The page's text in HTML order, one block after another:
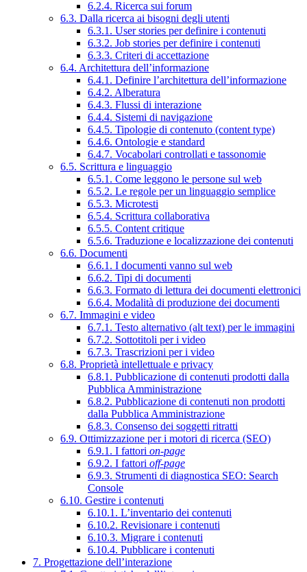
6.2.4. Ricerca sui forum
6.3. Dalla ricerca ai bisogni degli utenti
6.3.1. User stories per definire i contenuti
6.3.2. Job stories per definire i contenuti
6.3.3. Criteri di accettazione
6.4. Architettura dell’informazione
6.4.1. Definire l’architettura dell’informazione
6.4.2. Alberatura
6.4.3. Flussi di interazione
6.4.4. Sistemi di navigazione
6.4.5. Tipologie di contenuto (content type)
6.4.6. Ontologie e standard
6.4.7. Vocabolari controllati e tassonomie
6.5. Scrittura e linguaggio
6.5.1. Come leggono le persone sul web
6.5.2. Le regole per un linguaggio semplice
6.5.3. Microtesti
6.5.4. Scrittura collaborativa
6.5.5. Content critique
6.5.6. Traduzione e localizzazione dei contenuti
6.6. Documenti
6.6.1. I documenti vanno sul web
6.6.2. Tipi di documenti
6.6.3. Formato di lettura dei documenti elettronici
6.6.4. Modalità di produzione dei documenti
6.7. Immagini e video
6.7.1. Testo alternativo (alt text) per le immagini
6.7.2. Sottotitoli per i video
6.7.3. Trascrizioni per i video
6.8. Proprietà intellettuale e privacy
6.8.1. Pubblicazione di contenuti prodotti dalla
Pubblica Amministrazione
6.8.2. Pubblicazione di contenuti non prodotti
dalla Pubblica Amministrazione
6.8.3. Consenso dei soggetti ritratti
6.9. Ottimizzazione per i motori di ricerca (SEO)
6.9.1. I fattori on-page
6.9.2. I fattori off-page
6.9.3. Strumenti di diagnostica SEO: Search
Console
6.10. Gestire i contenuti
6.10.1. L’inventario dei contenuti
6.10.2. Revisionare i contenuti
6.10.3. Migrare i contenuti
6.10.4. Pubblicare i contenuti
7. Progettazione dell’interazione